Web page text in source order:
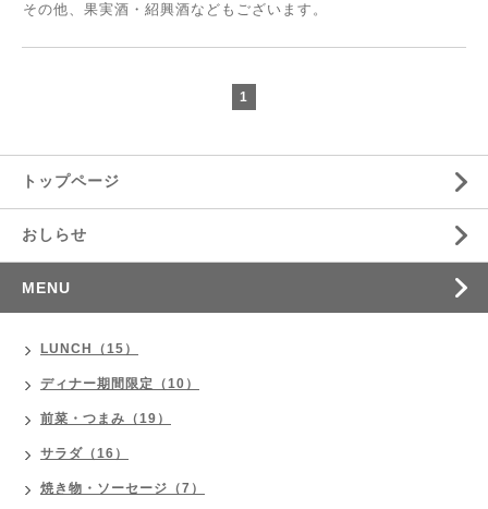
その他、果実酒・紹興酒などもございます。
1
トップページ
おしらせ
MENU
LUNCH（15）
ディナー期間限定（10）
前菜・つまみ（19）
サラダ（16）
焼き物・ソーセージ（7）